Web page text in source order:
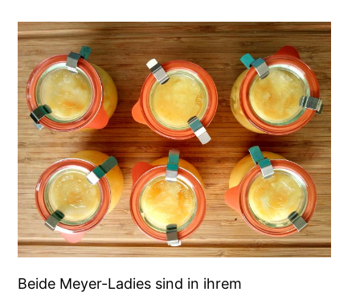
Beide Meyer-Ladies sind in ihrem